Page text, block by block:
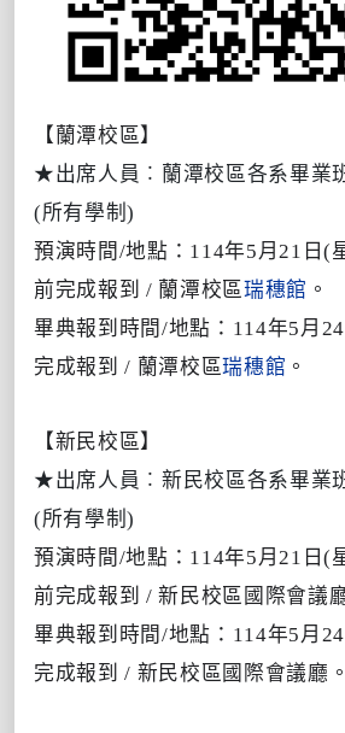
【蘭潭校區】
★出席人員︰蘭潭校區各系畢業
(所有學制)
預演時間/地點：114年5月21日(
前完成報到 / 蘭潭校區瑞穗館 。
畢典報到時間/地點：114年5月
完成報到 / 蘭潭校區瑞穗館 。
【新民校區】
★出席人員︰新民校區各系畢業
(所有學制)
預演時間/地點：114年5月21日(
前完成報到 / 新民校區國際會議
畢典報到時間/地點：114年5月
完成報到 / 新民校區國際會議廳。